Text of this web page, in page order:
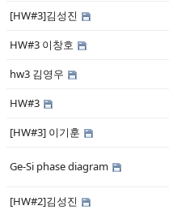
[HW#3]김성진
HW#3 이창호
hw3 김영우
HW#3
[HW#3] 이기훈
Ge-Si phase diagram
[HW#2]김성진